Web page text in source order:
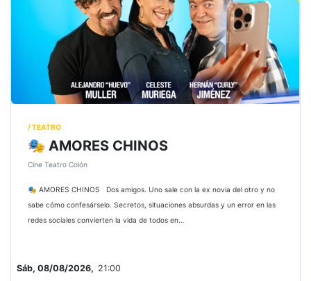
/ TEATRO
🎭 AMORES CHINOS
Cine Teatro Colón
🎭 AMORES CHINOS Dos amigos. Uno sale con la ex novia del otro y no
sabe cómo confesárselo. Secretos, situaciones absurdas y un error en las
redes sociales convierten la vida de todos en…
Sáb, 08/08/2026, 21:00